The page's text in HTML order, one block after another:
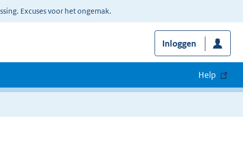
Excuses voor het ongemak.
Inloggen
Help